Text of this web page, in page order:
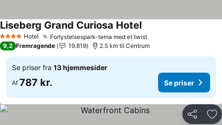
4 StjernerHotel Forlystelsespark-tema med et twistSe priser
Liseberg Grand Curiosa HotelSe priser
9,2 Fremragende 19.819 2.5 km til Centrum
Se priser fra 13 hjemmesider
Af 787 kr. Se priser
Del